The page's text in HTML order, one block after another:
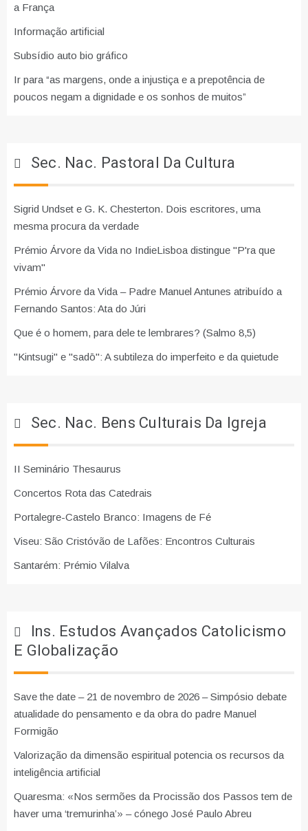
a França
Informação artificial
Subsídio auto bio gráfico
Ir para “as margens, onde a injustiça e a prepotência de
poucos negam a dignidade e os sonhos de muitos”
Sec. Nac. Pastoral Da Cultura
Sigrid Undset e G. K. Chesterton. Dois escritores, uma
mesma procura da verdade
Prémio Árvore da Vida no IndieLisboa distingue "P'ra que
vivam"
Prémio Árvore da Vida – Padre Manuel Antunes atribuído a
Fernando Santos: Ata do Júri
Que é o homem, para dele te lembrares? (Salmo 8,5)
"Kintsugi" e "sadō": A subtileza do imperfeito e da quietude
Sec. Nac. Bens Culturais Da Igreja
II Seminário Thesaurus
Concertos Rota das Catedrais
Portalegre-Castelo Branco: Imagens de Fé
Viseu: São Cristóvão de Lafões: Encontros Culturais
Santarém: Prémio Vilalva
Ins. Estudos Avançados Catolicismo
E Globalização
Save the date – 21 de novembro de 2026 – Simpósio debate
atualidade do pensamento e da obra do padre Manuel
Formigão
Valorização da dimensão espiritual potencia os recursos da
inteligência artificial
Quaresma: «Nos sermões da Procissão dos Passos tem de
haver uma ‘tremurinha’» – cónego José Paulo Abreu